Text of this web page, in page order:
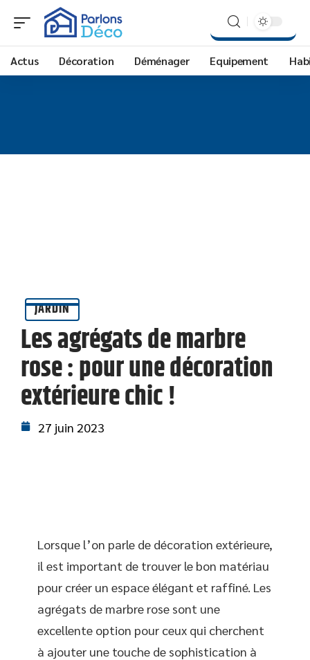
Actus Décoration Déménager Equipement
JARDIN
Les agrégats de marbre
rose : pour une décoration
extérieure chic !
27 juin 2023
Lorsque l’on parle de décoration extérieure,
il est important de trouver le bon matériau
pour créer un espace élégant et raffiné. Les
agrégats de marbre rose sont une
excellente option pour ceux qui cherchent
à ajouter une touche de sophistication à